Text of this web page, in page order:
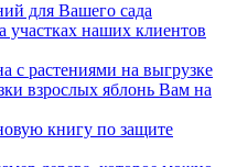
для Вашего сада
участках наших клиентов
с растениями на выгрузке
взрослых яблонь Вам на
книгу по защите